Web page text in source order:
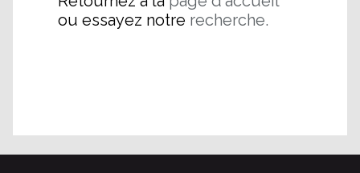
ou essayez notre recherche.